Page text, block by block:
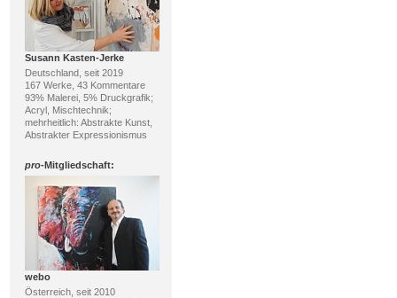
Susann Kasten-Jerke
Deutschland, seit 2019
167 Werke, 43 Kommentare
93% Malerei, 5% Druckgrafik;
Acryl, Mischtechnik;
mehrheitlich: Abstrakte Kunst,
Abstrakter Expressionismus
pro-Mitgliedschaft:
webo
Österreich, seit 2010